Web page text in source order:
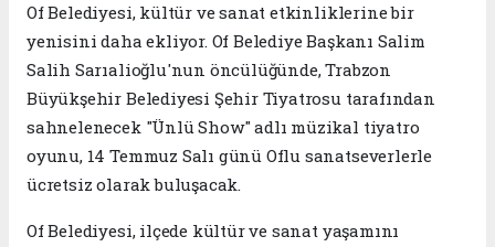
Of Belediyesi, kültür ve sanat etkinliklerine bir
yenisini daha ekliyor. Of Belediye Başkanı Salim
Salih Sarıalioğlu'nun öncülüğünde, Trabzon
Büyükşehir Belediyesi Şehir Tiyatrosu tarafından
sahnelenecek "Ünlü Show" adlı müzikal tiyatro
oyunu, 14 Temmuz Salı günü Oflu sanatseverlerle
ücretsiz olarak buluşacak.
Of Belediyesi, ilçede kültür ve sanat yaşamını